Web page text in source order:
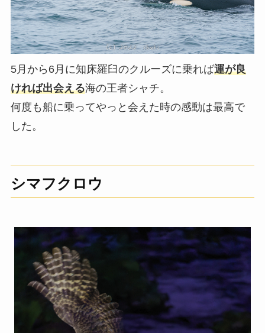
5月から6月に知床羅臼のクルーズに乗れば運が良
ければ出会える海の王者シャチ。
何度も船に乗ってやっと会えた時の感動は最高で
した。
シマフクロウ